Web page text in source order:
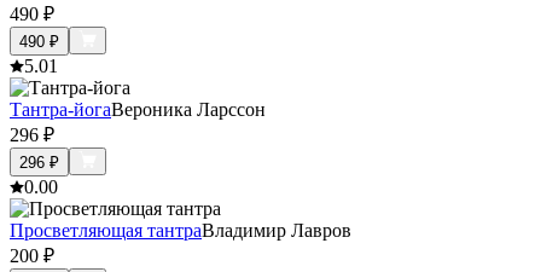
490 ₽
490 ₽
5.01
Тантра-йогаВероника Ларссон
296 ₽
296 ₽
0.00
Просветляющая тантраВладимир Лавров
200 ₽